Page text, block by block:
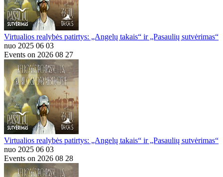
Virtualios realybės patirtys: „Angelų takais“ ir „Pasaulių sutvėrimas“
nuo 2025 06 03
Events on 2026 08 27
Virtualios realybės patirtys: „Angelų takais“ ir „Pasaulių sutvėrimas“
nuo 2025 06 03
Events on 2026 08 28